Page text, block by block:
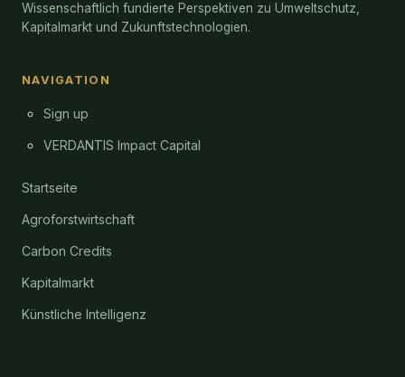
Wissenschaftlich fundierte Perspektiven zu Umweltschutz,
Kapitalmarkt und Zukunftstechnologien.
NAVIGATION
Sign up
VERDANTIS Impact Capital
Startseite
Agroforstwirtschaft
Carbon Credits
Kapitalmarkt
Künstliche Intelligenz